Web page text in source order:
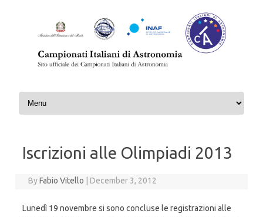
Skip to content
Iscrizioni alle Olimpiadi 2013
ByFabio Vitello December 3, 2012
Lunedì 19 novembre si sono concluse le registrazioni alle